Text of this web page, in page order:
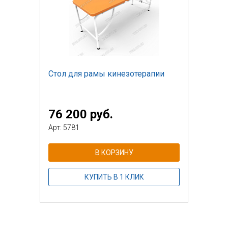
Стол для рамы кинезотерапии
76 200 руб.
Арт: 5781
В КОРЗИНУ
КУПИТЬ В 1 КЛИК